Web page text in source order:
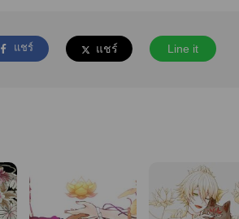
แชร์ แชร์ Line it